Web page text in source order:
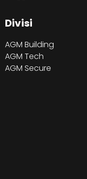
Divisi
AGM Building
AGM Tech
AGM Secure